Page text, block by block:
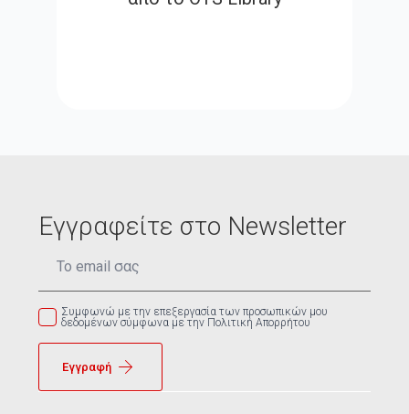
Εγγραφείτε στο Newsletter
Συμφωνώ με την επεξεργασία των προσωπικών μου
δεδομένων σύμφωνα με την Πολιτική Απορρήτου
Εγγραφή